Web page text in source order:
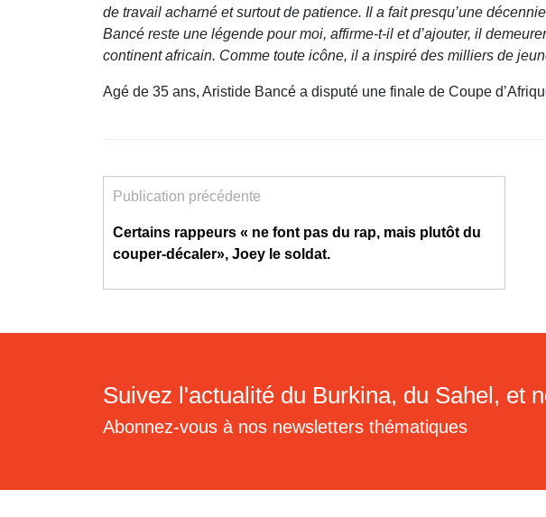
de travail acharné et surtout de patience. Il a fait presqu’une
Bancé reste une légende pour moi, affirme-t-il et d’ajouter, il
continent africain. Comme toute icône, il a inspiré des milliers de
Agé de 35 ans, Aristide Bancé a disputé une finale de Coupe
Publication précédente
Certains rappeurs « ne font pas du rap, mais plutôt du
couper-décaler», Joey le soldat.
Suivez l'actualité du Burkina, du Sahel, et
Abonnez-vous à nos newsletters thématiques